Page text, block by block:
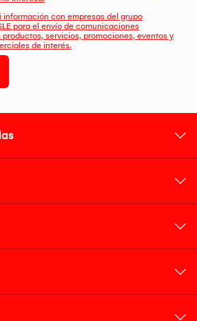
con empresas del grupo
para el envío de comunicaciones
servicios, promociones, eventos y
de interés.